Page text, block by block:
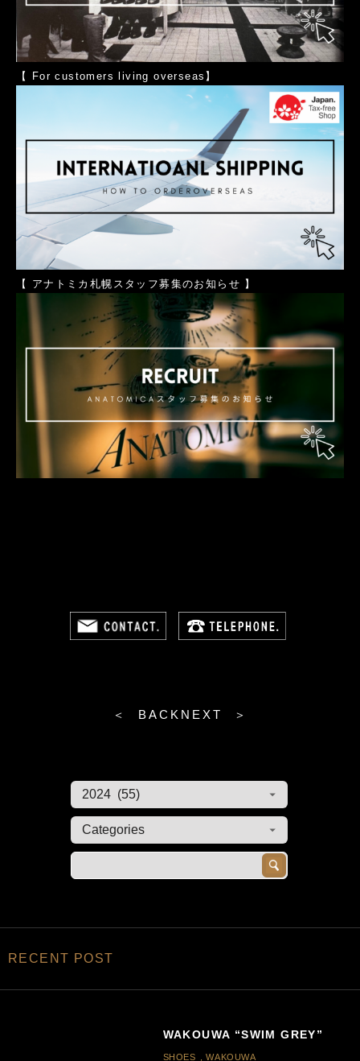
【 For customers living overseas 】
【 アナトミカ札幌スタッフ募集のお知らせ 】
＜ BACK NEXT ＞
RECENT POST
WAKOUWA “SWIM GREY”
SHOES ,WAKOUWA